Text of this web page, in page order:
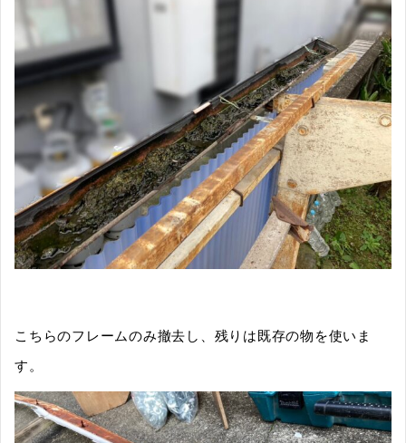
こちらのフレームのみ撤去し、残りは既存の物を使いま
す。